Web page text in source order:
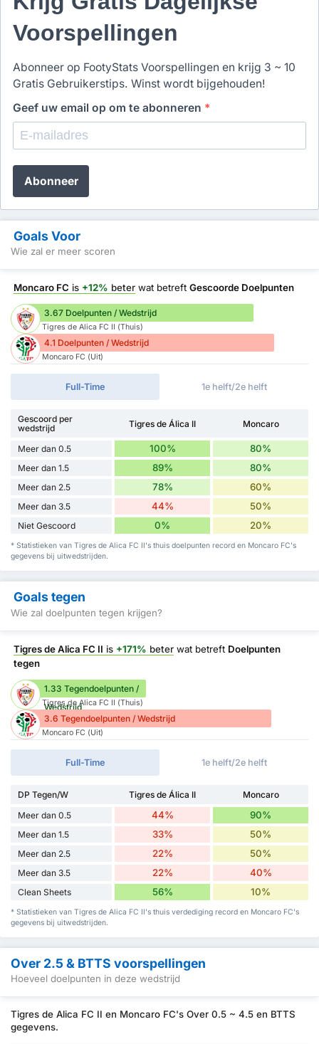
Voorspellingen
Abonneer op FootyStats Voorspellingen en krijg 3 ~ 10
Gratis Gebruikerstips. Winst wordt bijgehouden!
Geef uw email op om te abonneren *
Abonneer
Goals Voor
Wie zal er meer scoren
Moncaro FC is +12% beter wat betreft Gescoorde Doelpunten
3.67 Doelpunten / Wedstrijd
Tigres de Alica FC II (Thuis)
4.1 Doelpunten / Wedstrijd
Moncaro FC (Uit)
Full-Time 1e helft/2e helft
Gescoord per
wedstrijd
Tigres de Álica II Moncaro
Meer dan 0.5 100% 80%
Meer dan 1.5 89% 80%
Meer dan 2.5 78% 60%
Meer dan 3.5 44% 50%
Niet Gescoord 0% 20%
* Statistieken van Tigres de Alica FC II's thuis doelpunten record en Moncaro FC's
gegevens bij uitwedstrijden.
Goals tegen
Wie zal doelpunten tegen krijgen?
Tigres de Alica FC II is +171% beter wat betreft Doelpunten
tegen
1.33 Tegendoelpunten /
Wedstrijd
Tigres de Alica FC II (Thuis)
3.6 Tegendoelpunten / Wedstrijd
Moncaro FC (Uit)
Full-Time 1e helft/2e helft
DP Tegen/W Tigres de Álica II
Moncaro
Meer dan 0.5
44% 90%
Meer dan 1.5 33% 50%
Meer dan 2.5 22% 50%
Meer dan 3.5 22% 40%
Clean Sheets 56% 10%
* Statistieken van Tigres de Alica FC II's thuis verdediging record en Moncaro FC's
gegevens bij uitwedstrijden.
Over 2.5 & BTTS voorspellingen
Hoeveel doelpunten in deze wedstrijd
Tigres de Alica FC II en Moncaro FC's Over 0.5 ~ 4.5 en BTTS
gegevens.